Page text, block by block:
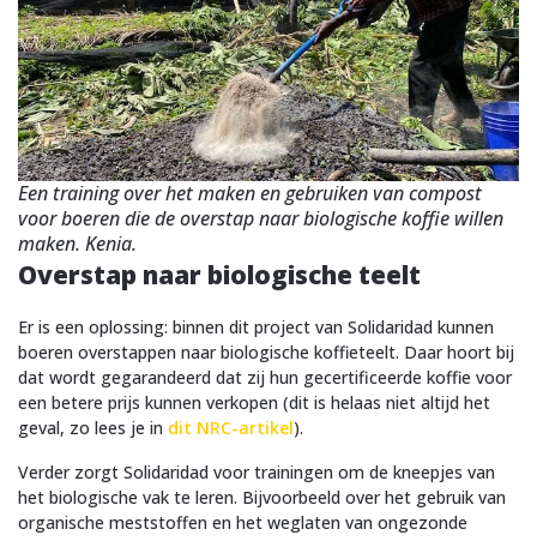
Een training over het maken en gebruiken van compost
voor boeren die de overstap naar biologische koffie willen
maken. Kenia.
Overstap naar biologische teelt
Er is een oplossing: binnen dit project van Solidaridad kunnen
boeren overstappen naar biologische koffieteelt. Daar hoort bij
dat wordt gegarandeerd dat zij hun gecertificeerde koffie voor
een betere prijs kunnen verkopen (dit is helaas niet altijd het
geval, zo lees je in dit NRC-artikel).
Verder zorgt Solidaridad voor trainingen om de kneepjes van
het biologische vak te leren. Bijvoorbeeld over het gebruik van
organische meststoffen en het weglaten van ongezonde